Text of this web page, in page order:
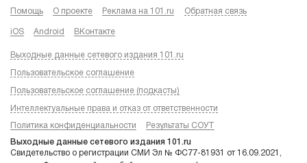
Помощь О проекте Реклама на 101.ru Обратная связь
iOS Android ВКонтакте
Выходные данные сетевого издания 101.ru
Пользовательское соглашение
Пользовательское соглашение (подкасты)
Интеллектуальные права и отказ от ответственности
Политика конфиденциальности Результаты СОУТ
Выходные данные сетевого издания 101.ru
Свидетельство о регистрации СМИ Эл № ФС77-81931 от 16.09.2021,